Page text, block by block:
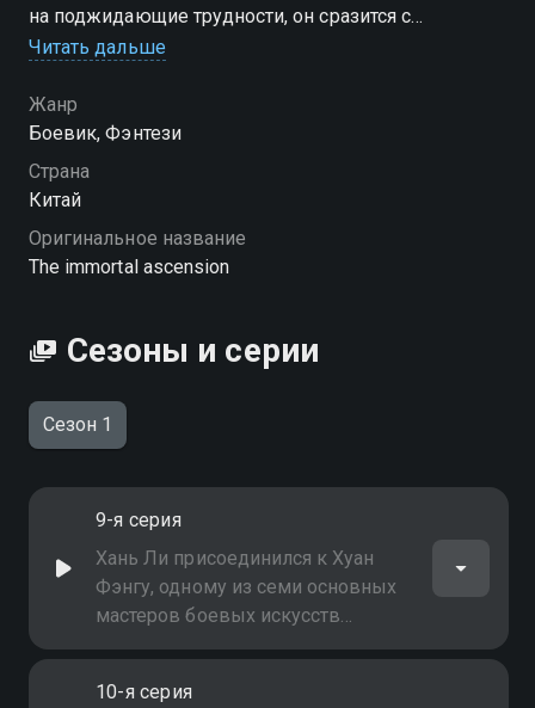
на поджидающие трудности, он сразится с
демонами и древними небожителями, чтобы найти
Читать дальше
Жанр
Боевик, Фэнтези
Страна
Китай
Оригинальное название
The immortal ascension
Сезоны и серии
Сезон 1
9-я серия
Хань Ли присоединился к Хуан
Фэнгу, одному из семи основных
мастеров боевых искусств
Королевства Вьетнам, ордену
на путь Сю Сянь
10-я серия